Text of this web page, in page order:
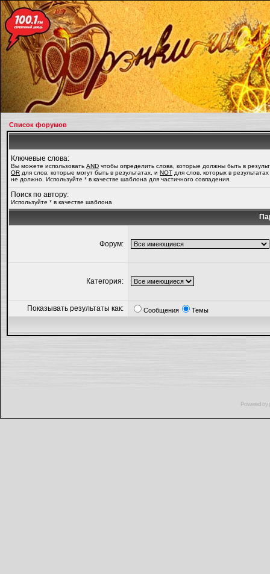
Список форумов
Ключевые слова:
Вы можете использовать AND чтобы определить слова, которые должны быть в
OR для слов, которые могут быть в результатах, и NOT для слов, которых в
не должно. Используйте * в качестве шаблона для частичного совпадения.
Поиск по автору:
Используйте * в качестве шаблона
Форум:
Категория:
Показывать результаты как: Сообщения Темы
Powered by